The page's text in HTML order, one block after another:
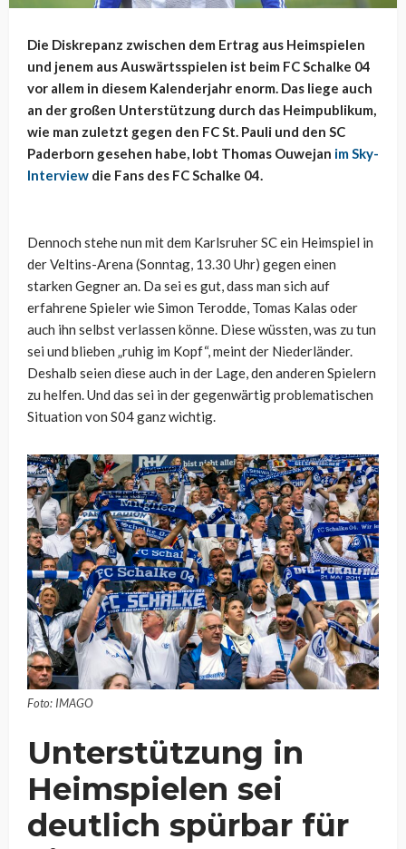
Die Diskrepanz zwischen dem Ertrag aus Heimspielen
und jenem aus Auswärtsspielen ist beim FC Schalke 04
vor allem in diesem Kalenderjahr enorm. Das liege auch
an der großen Unterstützung durch das Heimpublikum,
wie man zuletzt gegen den FC St. Pauli und den SC
Paderborn gesehen habe, lobt Thomas Ouwejan im Sky-
Interview die Fans des FC Schalke 04.
Dennoch stehe nun mit dem Karlsruher SC ein Heimspiel in
der Veltins-Arena (Sonntag, 13.30 Uhr) gegen einen
starken Gegner an. Da sei es gut, dass man sich auf
erfahrene Spieler wie Simon Terodde, Tomas Kalas oder
auch ihn selbst verlassen könne. Diese wüssten, was zu tun
sei und blieben „ruhig im Kopf“, meint der Niederländer.
Deshalb seien diese auch in der Lage, den anderen Spielern
zu helfen. Und das sei in der gegenwärtig problematischen
Situation von S04 ganz wichtig.
Foto: IMAGO
Unterstützung in
Heimspielen sei
deutlich spürbar für